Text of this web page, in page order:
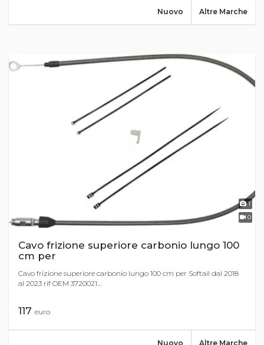
Altre Marche
Nuovo
1
0
Cavo frizione superiore carbonio lungo 100
cm per
Cavo frizione superiore carbonio lungo 100 cm per Softail dal 2018
al 2023 rif OEM 3720021...
117 euro
Altre Marche
Nuovo